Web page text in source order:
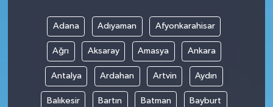
Adana Adıyaman Afyonkarahisar
Ağrı Aksaray Amasya Ankara
Antalya Ardahan Artvin Aydın
Balıkesir Bartın Batman Bayburt